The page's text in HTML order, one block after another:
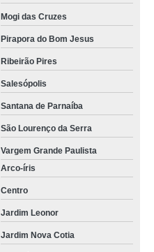
Mogi das Cruzes
Pirapora do Bom Jesus
Ribeirão Pires
Salesópolis
Santana de Parnaíba
São Lourenço da Serra
Vargem Grande Paulista
Arco-íris
Centro
Jardim Leonor
Jardim Nova Cotia